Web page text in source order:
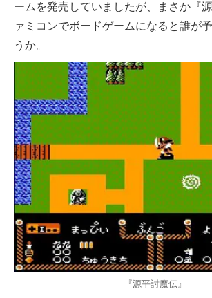
ームを発売していましたが、まさか『
ァミコンでボードゲームになると誰が
うか。
『源平討魔伝』